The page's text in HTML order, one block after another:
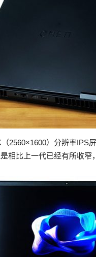
2560×1600）分辨率IPS
相比上一代已经有所收窄